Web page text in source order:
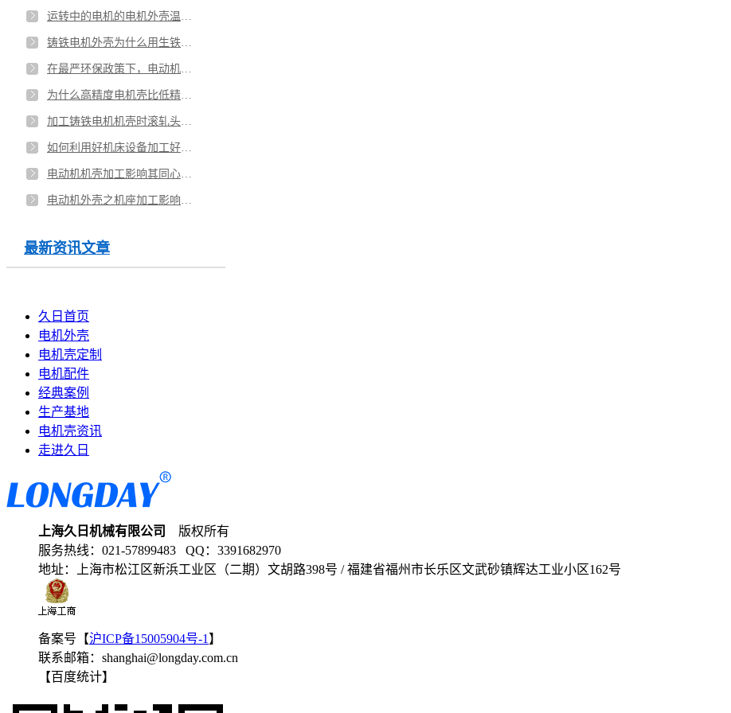
最新资讯文章
久日首页
电机外壳
电机壳定制
电机配件
经典案例
生产基地
电机壳资讯
走进久日
上海久日机械有限公司
版权所有
服务热线： 021-57899483 QQ： 3391682970
地址：
上海市松江区新浜工业区（二期）文胡路398号 / 福建省福州市长乐区文武砂镇辉达工业小区162号
备案号【沪ICP备15005904号-1 】
联系邮箱： shanghai@longday.com.cn
【百度统计】